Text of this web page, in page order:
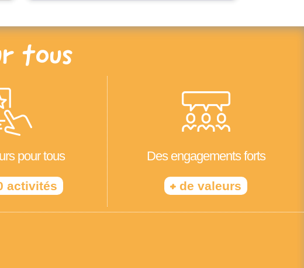
tous
pour tous
activités
Des engagements forts
+ de valeurs